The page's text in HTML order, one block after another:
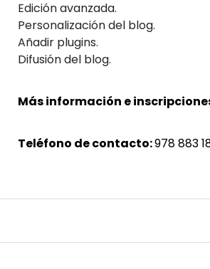
Edición avanzada.
Personalización del blog.
Añadir plugins.
Difusión del blog.
Más información e
Teléfono de contacto:978 883